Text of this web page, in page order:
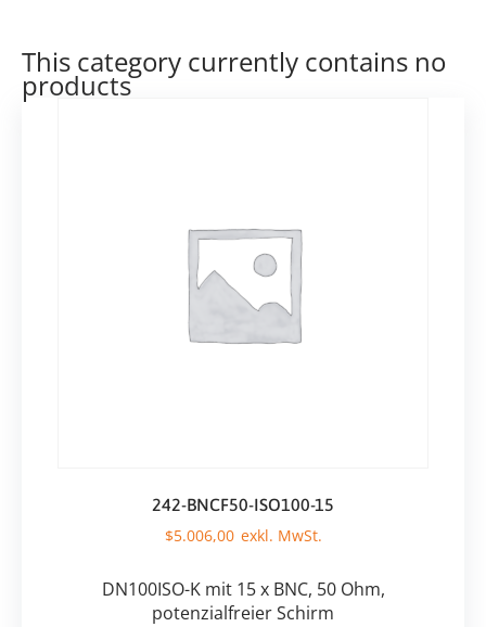
This category currently contains no
products
242-BNCF50-ISO100-15
$5.006,00
DN100ISO-K mit 15 x BNC, 50 Ohm,
potenzialfreier Schirm